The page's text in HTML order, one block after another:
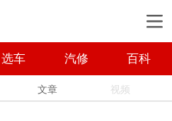
选车 汽修 百科
文章 视频